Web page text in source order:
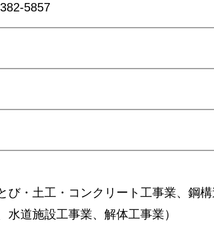
5857
び・土工・コンクリート工事業、鋼
道施設工事業、解体工事業）